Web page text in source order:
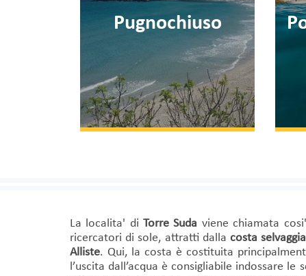
Torre Dell'Orso
La localita' diTorre Suda viene chiamata
ricercatori di sole, attratti dalla costa selvaggia
Alliste. Qui, la costa è costituita
l’uscita dall’acqua è consigliabile indossare le